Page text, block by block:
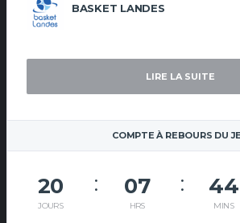
BASKET LANDES
LIRE LA SUITE
COMPTE À REBOURS DU
20
JOURS
07
HRS
44
MINS